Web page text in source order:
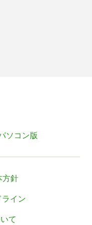
ソコン版
方針
イン
て